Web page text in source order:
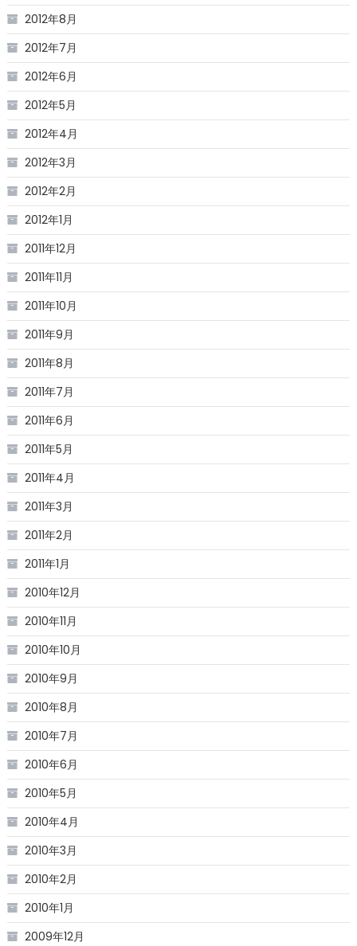
2012年8月
2012年7月
2012年6月
2012年5月
2012年4月
2012年3月
2012年2月
2012年1月
2011年12月
2011年11月
2011年10月
2011年9月
2011年8月
2011年7月
2011年6月
2011年5月
2011年4月
2011年3月
2011年2月
2011年1月
2010年12月
2010年11月
2010年10月
2010年9月
2010年8月
2010年7月
2010年6月
2010年5月
2010年4月
2010年3月
2010年2月
2010年1月
2009年12月